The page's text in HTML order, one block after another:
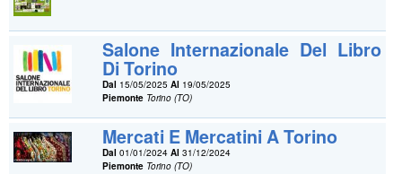
Salone Internazionale Del Libro
Di Torino
Dal 15/05/2025Al 19/05/2025
Piemonte Torino (TO)
Mercati E Mercatini A Torino
Dal 01/01/2024Al 31/12/2024
Piemonte Torino (TO)